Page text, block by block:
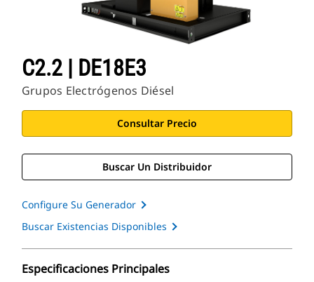
C2.2 | DE18E3
Grupos Electrógenos Diésel
Consultar Precio
Buscar Un Distribuidor
Configure Su Generador
Buscar Existencias Disponibles
Especificaciones Principales